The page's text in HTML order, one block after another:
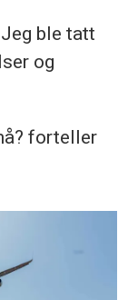
ble tatt
og
forteller